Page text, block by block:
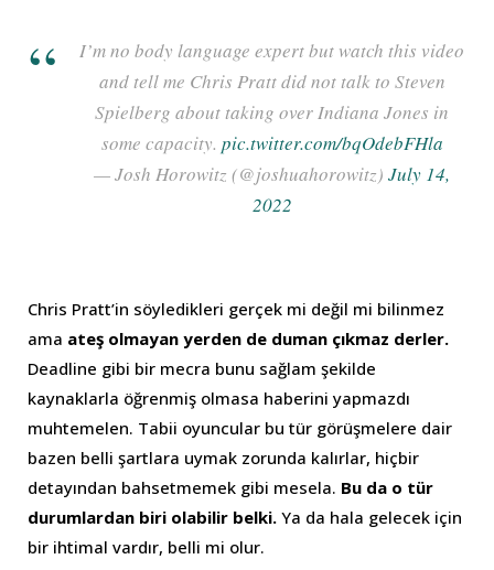
I’m no body language expert but watch this video
and tell me Chris Pratt did not talk to Steven
Spielberg about taking over Indiana Jones in
some capacity. pic.twitter.com/bqOdebFHla
— Josh Horowitz (@joshuahorowitz) July 14,
2022
Chris Pratt’in söyledikleri gerçek mi değil mi bilinmez
ama ateş olmayan yerden de duman çıkmaz derler.
Deadline gibi bir mecra bunu sağlam şekilde
kaynaklarla öğrenmiş olmasa haberini yapmazdı
muhtemelen. Tabii oyuncular bu tür görüşmelere dair
bazen belli şartlara uymak zorunda kalırlar, hiçbir
detayından bahsetmemek gibi mesela. Bu da o tür
durumlardan biri olabilir belki. Ya da hala gelecek için
bir ihtimal vardır, belli mi olur.